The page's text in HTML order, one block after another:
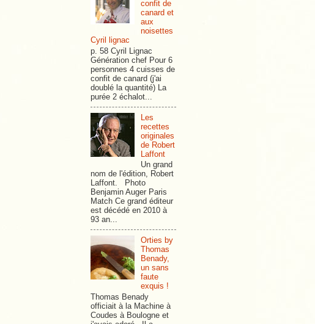
confit de
canard et
aux
noisettes
Cyril lignac
p. 58 Cyril Lignac
Génération chef Pour 6
personnes 4 cuisses de
confit de canard (j'ai
doublé la quantité) La
purée 2 échalot...
Les
recettes
originales
de Robert
Laffont
Un grand
nom de l'édition, Robert
Laffont. Photo
Benjamin Auger Paris
Match Ce grand éditeur
est décédé en 2010 à
93 an...
Orties by
Thomas
Benady,
un sans
faute
exquis !
Thomas Benady
officiait à la Machine à
Coudes à Boulogne et